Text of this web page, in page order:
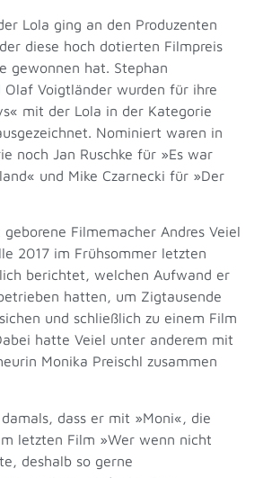
Lola ging an den Produzenten
diese hoch dotierten Filmpreis
gewonnen hat. Stephan
Olaf Voigtländer wurden für ihre
mit der Lola in der Kategorie
Nominiert waren in
noch Jan Ruschke für »Es war
und Mike Czarnecki für »Der
Filmemacher Andres Veiel
2017 im Frühsommer letzten
berichtet, welchen Aufwand er
hatten, um Zigtausende
und schließlich zu einem Film
hatte Veiel unter anderem mit
Monika Preischl zusammen
dass er mit »Moni«, die
letzten Film »Wer wenn nicht
deshalb so gerne